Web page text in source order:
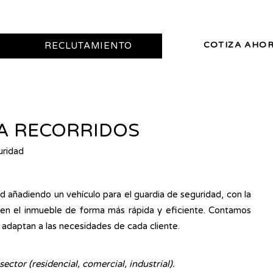
RECLUTAMIENTO COTIZA
RECORRIDOS
añadiendo un vehículo para el guardia de seguridad, con la
el inmueble de forma más rápida y eficiente. Contamos
a las necesidades de cada cliente.
(residencial, comercial, industrial).